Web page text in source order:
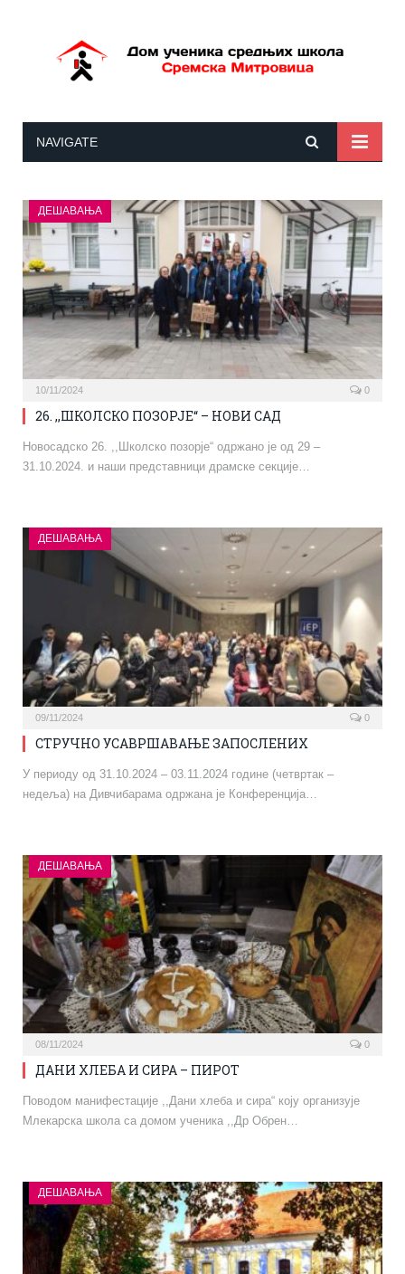
NAVIGATE
ДЕШАВАЊА
10/11/2024 0
26. ,,ШКОЛСКО ПОЗОРЈЕ“ – НОВИ САД
Новосадско 26. ,,Школско позорје“ одржано је од 29 –
31.10.2024. и наши представници драмске секције…
ДЕШАВАЊА
09/11/2024 0
СТРУЧНО УСАВРШАВАЊЕ ЗАПОСЛЕНИХ
У периоду од 31.10.2024 – 03.11.2024 године (четвртак –
недеља) на Дивчибарама одржана је Конференција…
ДЕШАВАЊА
08/11/2024 0
ДАНИ ХЛЕБА И СИРА – ПИРОТ
Поводом манифестације ,,Дани хлеба и сира“ коју организује
Млекарска школа са домом ученика ,,Др Обрен…
ДЕШАВАЊА